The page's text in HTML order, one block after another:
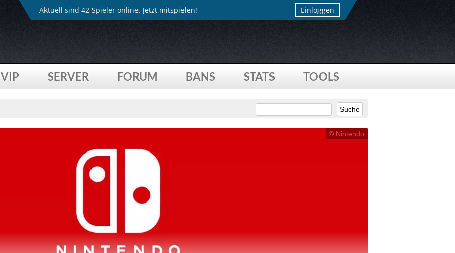
Aktuell sind 42 Spieler online. Jetzt mitspielen! Einloggen
VIP SERVER FORUM BANS STATS TOOLS
© Nintendo